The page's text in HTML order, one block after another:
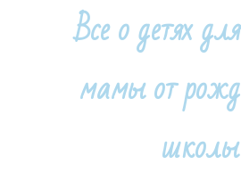
Все о детях
мамы от
школы